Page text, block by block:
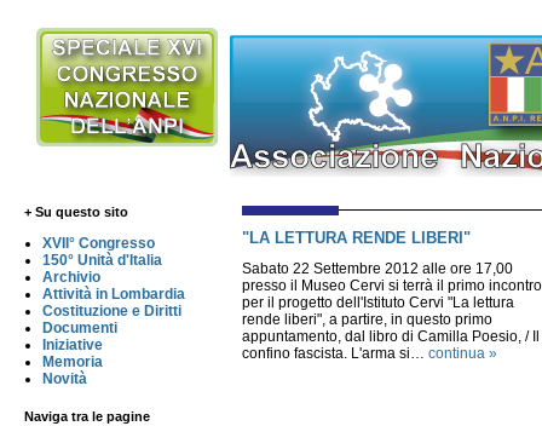
+ Su questo sito
XVII° Congresso
150° Unità d'Italia
Archivio
Attività in Lombardia
Costituzione e Diritti
Documenti
Iniziative
Memoria
Novità
Naviga tra le pagine
"LA LETTURA RENDE LIBERI"
Sabato 22 Settembre 2012 alle ore 17,00
presso il Museo Cervi si terrà il primo incontro
per il progetto dell'Istituto Cervi "La lettura
rende liberi", a partire, in questo primo
appuntamento, dal libro di Camilla Poesio, / Il
confino fascista. L'arma si… continua »